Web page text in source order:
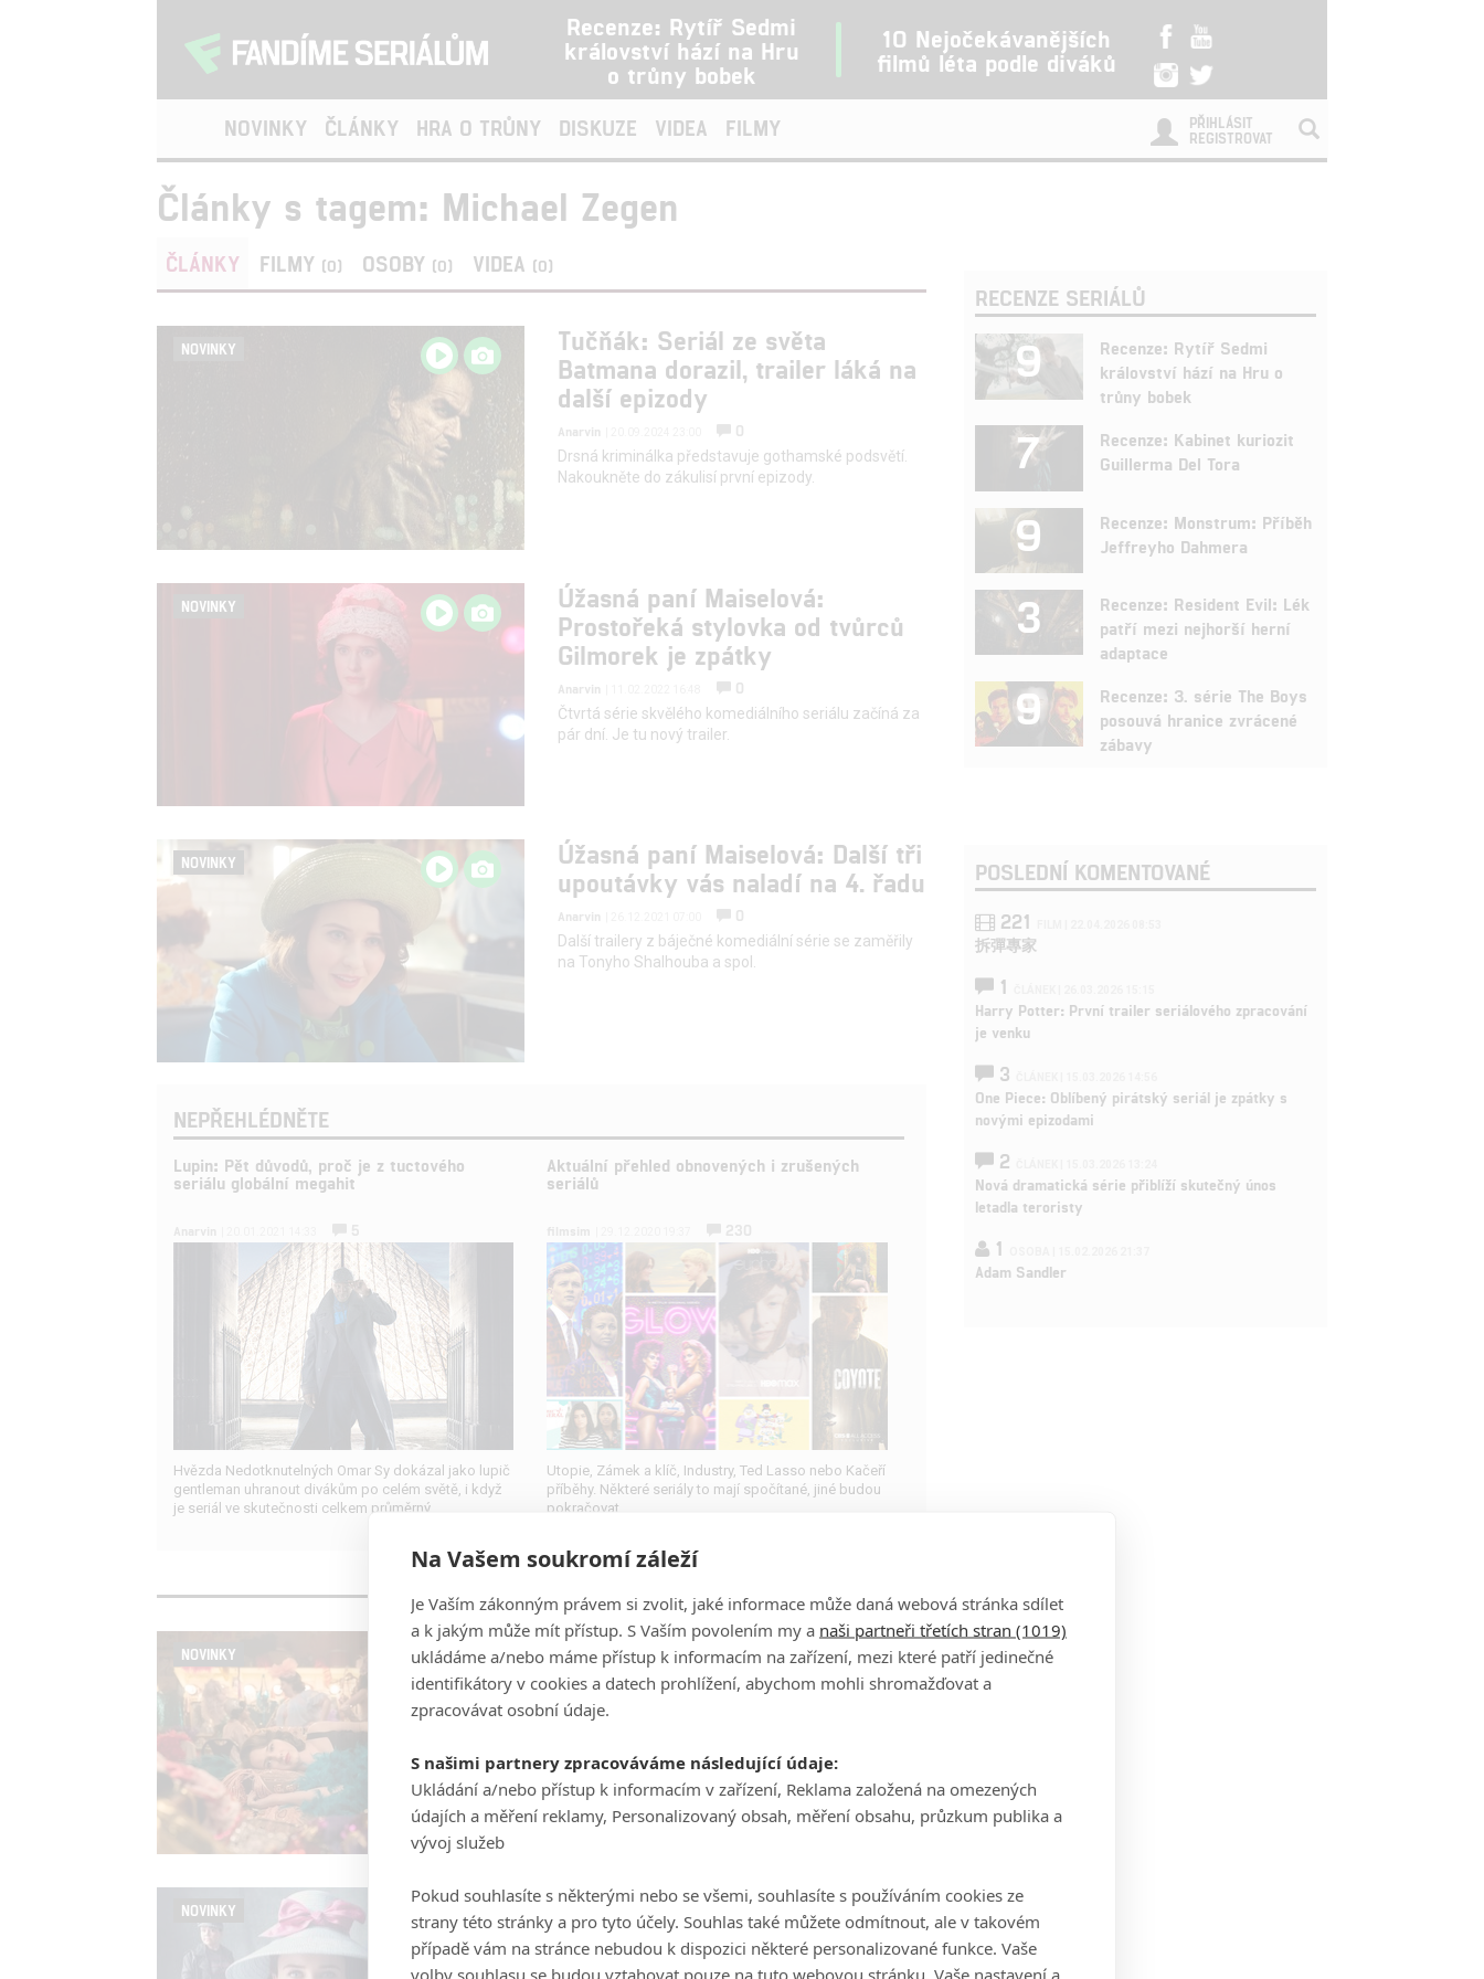
Recenze: Rytíř Sedmi
království hází na Hru
o trůny bobek
10 Nejočekávanějších
filmů léta podle diváků
NOVINKY ČLÁNKY HRA O TRŮNY DISKUZE VIDEA FILMY
PŘIHLÁSIT
REGISTROVAT
Články s tagem: Michael Zegen
ČLÁNKY FILMY (0) OSOBY (0) VIDEA (0)
NOVINKY
Tučňák: Seriál ze světa
Batmana dorazil, trailer láká na
další epizody
Anarvin
0
Drsná kriminálka představuje gothamské podsvětí.
Nakoukněte do zákulisí první epizody.
NOVINKY
Úžasná paní Maiselová:
Prostořeká stylovka od tvůrců
Gilmorek je zpátky
Anarvin
0
Čtvrtá série skvělého komediálního seriálu začíná za
pár dní. Je tu nový trailer.
NOVINKY
Úžasná paní Maiselová: Další tři
upoutávky vás naladí na 4. řadu
Anarvin
0
Další trailery z báječné komediální série se zaměřily
na Tonyho Shalhouba a spol.
NEPŘEHLÉDNĚTE
Lupin: Pět důvodů, proč je z tuctového
seriálu globální megahit
Hvězda Nedotknutelných Omar Sy dokázal jako lupič
gentleman uhranout divákům po celém světě, i když
je seriál ve skutečnosti celkem průměrný.
Aktuální přehled obnovených i zrušených
seriálů
Utopie, Zámek a klíč, Industry, Ted Lasso nebo Kačeří
příběhy. Některé seriály to mají spočítané, jiné budou
pokračovat.
NOVINKY
Úžasná paní Maiselová: Trailer
láká na 4. řadu
Anarvin
průkopnici vrátí na obrazovky.
NOVINKY
The Marvelous Mrs. Maisel:
Obsazení čtvrté řady se
rozroste o hvězdu Gilmorových
RECENZE SERIÁLŮ
9
Recenze: Rytíř Sedmi
království hází na Hru o
trůny bobek
7
Recenze: Kabinet kuriozit
Guillerma Del Tora
9
Recenze: Monstrum: Příběh
Jeffreyho Dahmera
3
Recenze: Resident Evil: Lék
patří mezi nejhorší herní
adaptace
9
Recenze: 3. série The Boys
posouvá hranice zvrácené
zábavy
POSLEDNÍ KOMENTOVANÉ
221
拆彈專家
1
Harry Potter: První trailer seriálového zpracování
je venku
3
One Piece: Oblíbený pirátský seriál je zpátky s
novými epizodami
2
Nová dramatická série přiblíží skutečný únos
letadla teroristy
1
Adam Sandler
Na Vašem soukromí záleží
Je Vaším zákonným právem si zvolit, jaké informace může daná webová stránka sdílet
a k jakým může mít přístup. S Vaším povolením my a naši partneři třetích stran (1019)
ukládáme a/nebo máme přístup k informacím na zařízení, mezi které patří jedinečné
identifikátory v cookies a datech prohlížení, abychom mohli shromažďovat a
zpracovávat osobní údaje.
S našimi partnery zpracováváme následující údaje:
Ukládání a/nebo přístup k informacím v zařízení, Reklama založená na omezených
údajích a měření reklamy, Personalizovaný obsah, měření obsahu, průzkum publika a
vývoj služeb
Pokud souhlasíte s některými nebo se všemi, souhlasíte s používáním cookies ze
strany této stránky a pro tyto účely. Souhlas také můžete odmítnout, ale v takovém
případě vám na stránce nebudou k dispozici některé personalizované funkce. Vaše
volby souhlasu se budou vztahovat pouze na tuto webovou stránku. Vaše nastavení a